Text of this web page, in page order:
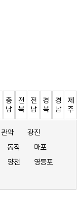
충
남
전
북
전
남
경
북
경
남
제
주
관악
광진
동작
마포
양천
영등포